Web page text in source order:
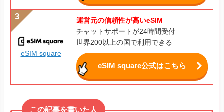
eSIM square
運営元の信頼性が高いeSIM
チャットサポートが24時間受付
世界200以上の国で利用できる
eSIM square公式はこちら